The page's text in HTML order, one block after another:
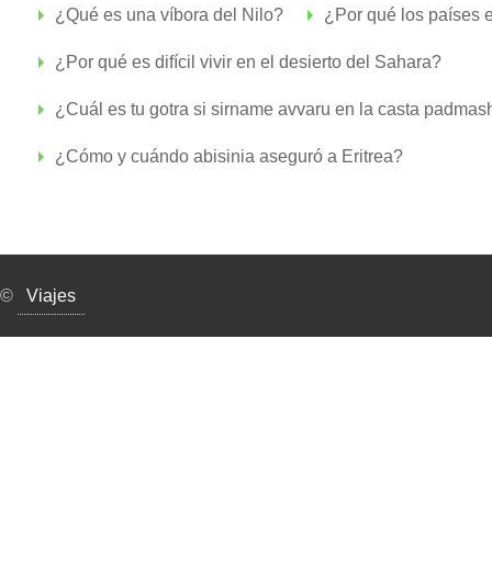
¿Qué es una víbora del Nilo? ¿Por qué los países
¿Por qué es difícil vivir en el desierto del Sahara?
¿Cuál es tu gotra si sirname avvaru en la casta
¿Cómo y cuándo abisinia aseguró a Eritrea?
© Viajes